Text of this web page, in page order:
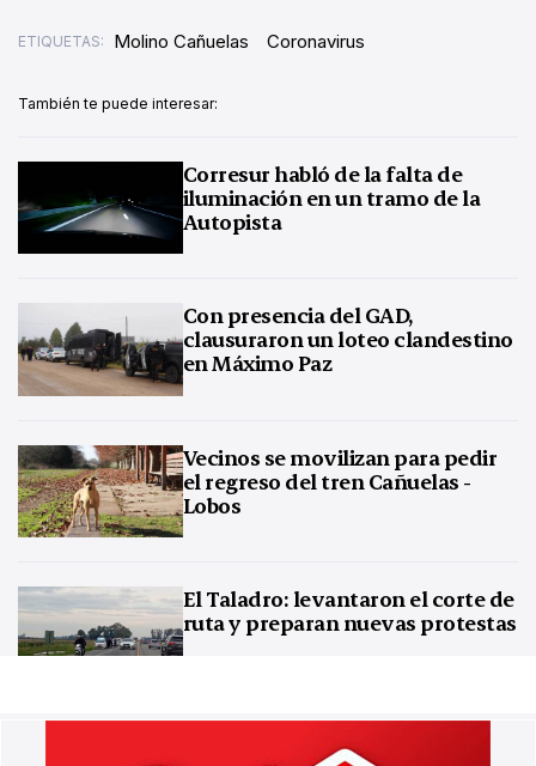
ETIQUETAS: Molino Cañuelas Coronavirus
También te puede interesar:
Corresur habló de la falta de
iluminación en un tramo de la
Autopista
Con presencia del GAD,
clausuraron un loteo clandestino
en Máximo Paz
Vecinos se movilizan para pedir
el regreso del tren Cañuelas -
Lobos
El Taladro: levantaron el corte de
ruta y preparan nuevas protestas